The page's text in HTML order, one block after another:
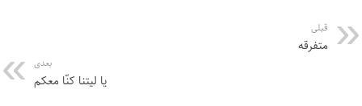
قبلی
متفرقه
بعدی
یا لیتنا کنّا معکم